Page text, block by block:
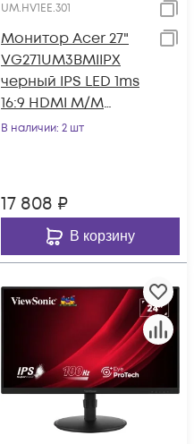
UM.HV1EE.301
Монитор Acer 27"
VG271UM3BMIIPX
черный IPS LED 1ms
16:9 HDMI M/M
матовая 250cd
В наличии: 2 шт
17 808 ₽
В корзину